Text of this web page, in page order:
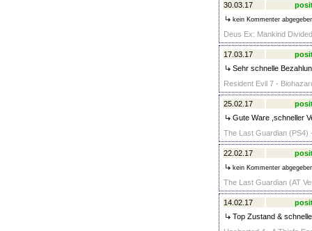
30.03.17
kein Kommenter
Deus Ex: Mankind
17.03.17
Sehr schnelle
Resident Evil 7 -
25.02.17
Gute Ware ,schneller
The Last Guardian (PS4)
22.02.17
kein Kommenter
The Last Guardian (AT
14.02.17
Top Zustand &